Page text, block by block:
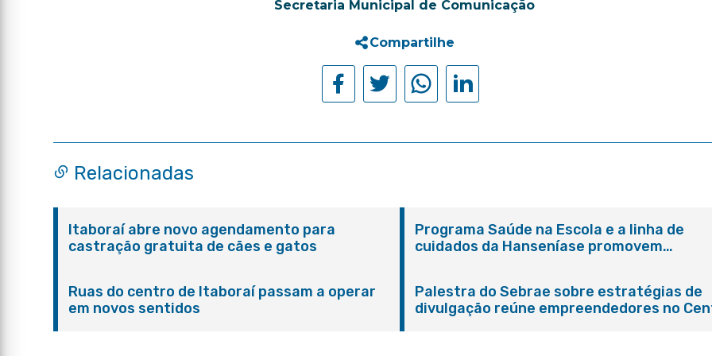
Secretaria Municipal de Comunicação
Compartilhe
Relacionadas
Itaboraí abre novo agendamento para
castração gratuita de cães e gatos
Programa Saúde na Escola e a linha de
cuidados da Hanseníase promovem
Ruas do centro de Itaboraí passam a operar
em novos sentidos
Palestra do Sebrae sobre estratégias de
divulgação reúne empreendedores no